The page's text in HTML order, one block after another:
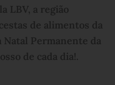
LBV, a região
de alimentos da
Permanente da
de cada dia!.